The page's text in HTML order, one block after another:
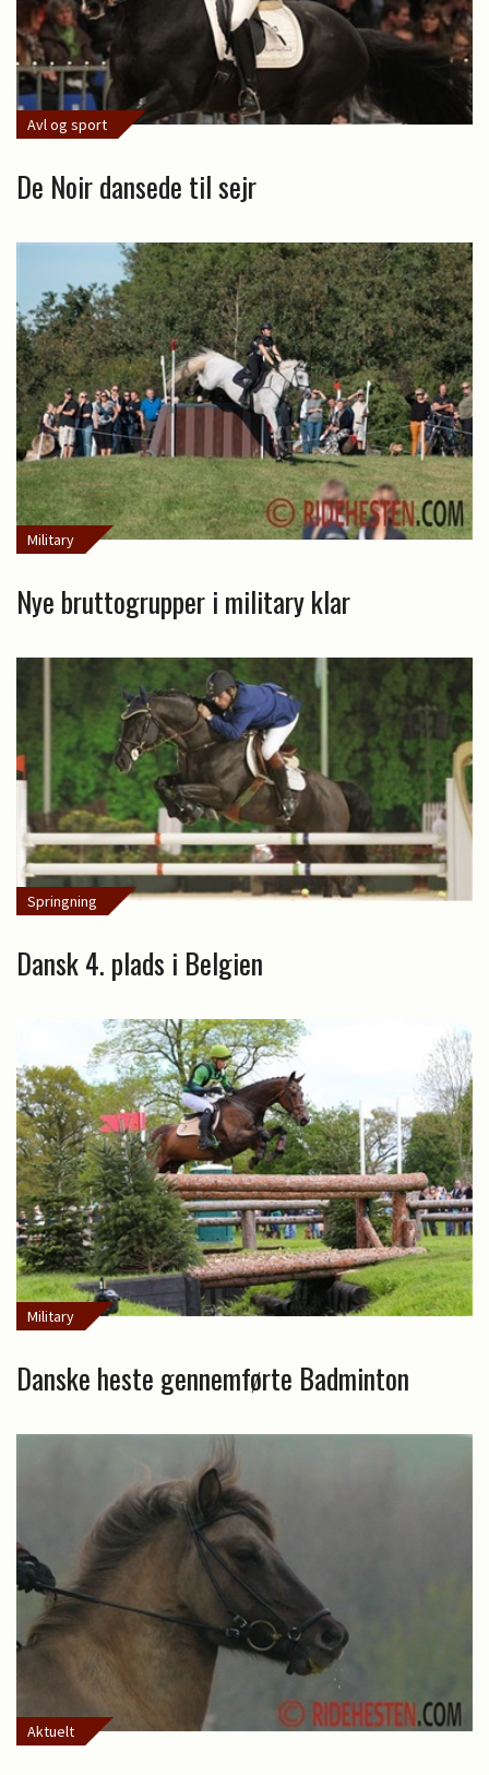
Avl og sport
De Noir dansede til sejr
Military
Nye bruttogrupper i military klar
Springning
Dansk 4. plads i Belgien
Military
Danske heste gennemførte Badminton
Aktuelt